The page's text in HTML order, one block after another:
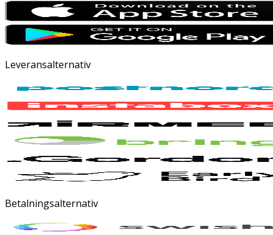
Leveransalternativ
Betalningsalternativ